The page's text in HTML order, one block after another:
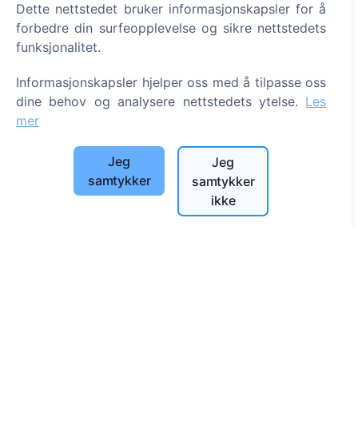
Innstillinger for informasjonskapsler
Søk etter avdøde
Søk etter gravplasser
Tjenester
Kontakter
UAB "Kapinių valdymo sprendimai", 304241197
Dette nettstedet bruker informasjonskapsler for å
forbedre din surfeopplevelse og sikre nettstedets
funksjonalitet.
Informasjonskapsler hjelper oss med å tilpasse oss
dine behov og analysere nettstedets ytelse. Les
mer
Jeg
samtykker
Jeg
samtykker
ikke